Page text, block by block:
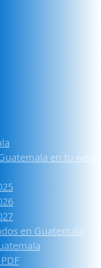
en tu web
en Guatemala